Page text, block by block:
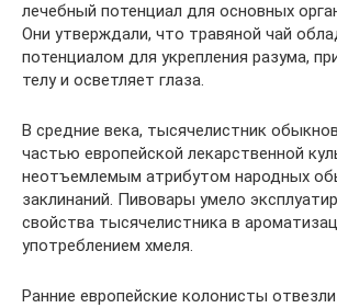
лечебный потенциал для основных
Они утверждали, что травяной чай
потенциалом для укрепления разума,
телу и осветляет глаза.
В средние века, тысячелистник
частью европейской лекарственной
неотъемлемым атрибутом народных
заклинаний. Пивовары умело
свойства тысячелистника в
употреблением хмеля.
Ранние европейские колонисты